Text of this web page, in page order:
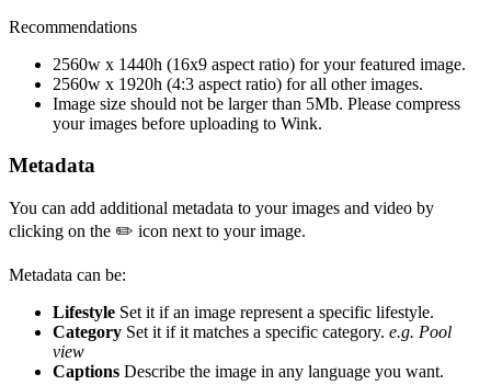
Recommendations
2560w x 1440h (16x9 aspect ratio) for your featured image.
2560w x 1920h (4:3 aspect ratio) for all other images.
Image size should not be larger than 5Mb. Please compress
your images before uploading to Wink.
Metadata
You can add additional metadata to your images and video by
clicking on the ✏️ icon next to your image.
Metadata can be:
Lifestyle Set it if an image represent a specific lifestyle.
Category Set it if it matches a specific category. e.g. Pool
view
Captions Describe the image in any language you want.